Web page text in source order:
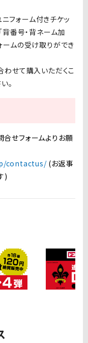
フォーム付きチケッ
背番号・背ネーム加
ームの受け取りができ
わせて購入いただくこ
。
せフォームよりお願
contactus/(お返事
)